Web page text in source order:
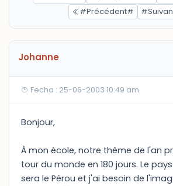
#Précédent#
Johanne
Fecha : 25-06-2003 10:49 am
Bonjour,
À mon école, notre thème de l'an
tour du monde en 180 jours. Le
sera le Pérou et j'ai besoin de